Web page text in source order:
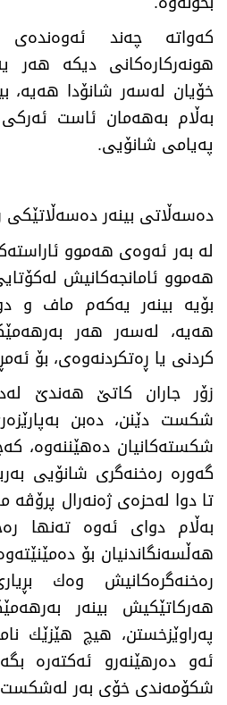
كەواتە چەند ئەوەندەی
هونەركارەكانی دیكە هەر
خۆیان لەسەر شانۆدا هەیە،
بەڵام بەهەمان ئاست
پەیامی شانۆیی.
دەسەڵاتی بینەر دەسەڵاتێكی
لە بەر ئەوەی هەموو
هەموو ئامانجەكانیش
بۆیە بینەر یەكەم ماف و
هەیە، لەسەر هەر
كردنی یا ڕەتكردنەوەی، بۆ
زۆر جاران كاتێ‌ هەندێ‌
شكست دێنن، دەبن
شكستەكانیان دەهێننەوە،
گەورە رەخنەگری شانۆیی
تا دوا لەحزەی ژەنەرال
بەڵام دوای ئەوە تەنها
هەڵسەنگاندنیان بۆ
رەخنەگرەكانیش وەك
هەركاتێكیش بینەر
پەراوێزخستن، هیچ هێزێك
ئەو دەرهێنەرو ئەكتەرە
شكۆمەندی خۆی بەر لەشكست